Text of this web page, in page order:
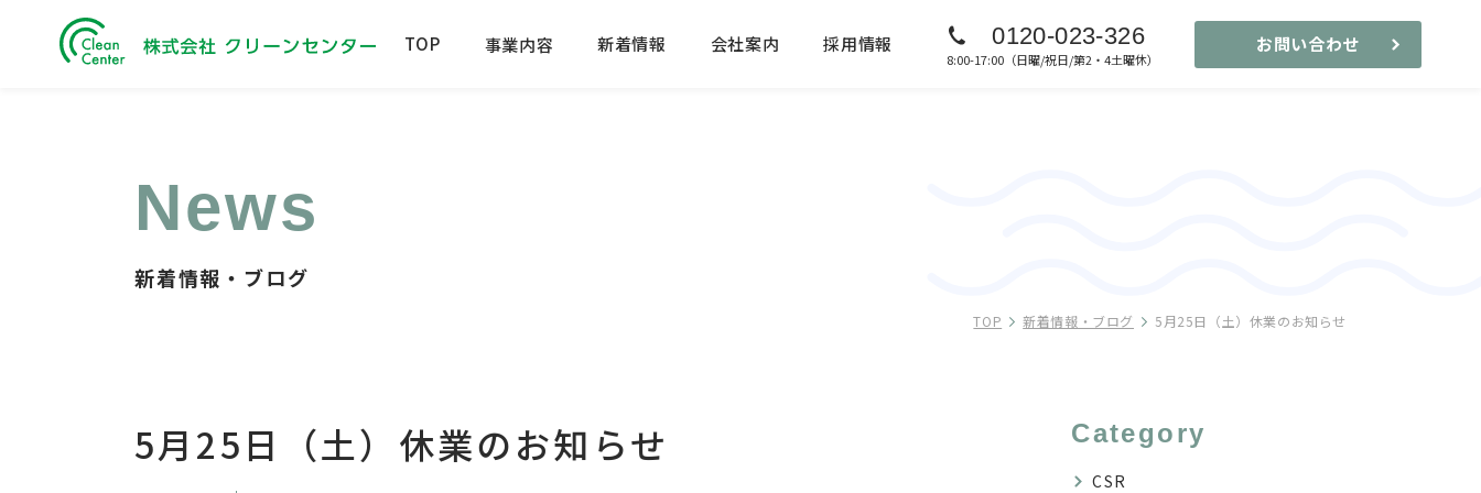
TOP 事業内容 新着情報 会社案内 採用情報 0120-023-326
8:00-17:00（日曜/祝日/第2・4土曜休）
お問い合わせ
News
新着情報・ブログ
TOP 新着情報・ブログ 5月25日（土）休業のお知らせ
5月25日（土）休業のお知らせ Category
CSR